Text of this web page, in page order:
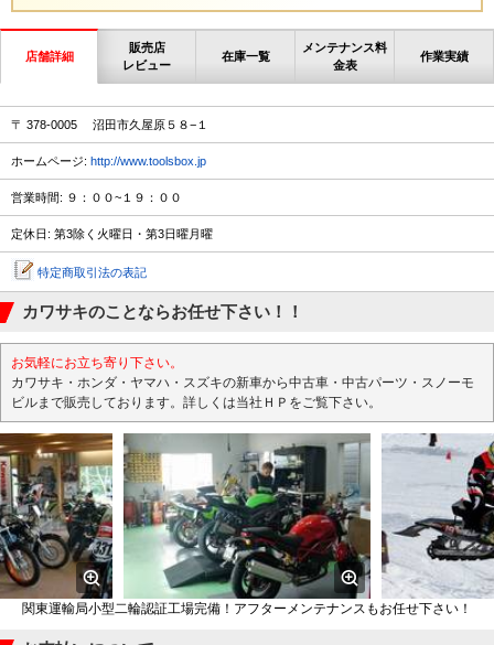
店舗詳細
販売店
レビュー
在庫一覧
メンテナンス料
金表
作業実績
〒 378-0005 沼田市久屋原５８−１
ホームページ: http://www.toolsbox.jp
営業時間: ９：００~１９：００
定休日: 第3除く火曜日・第3日曜月曜
特定商取引法の表記
カワサキのことならお任せ下さい！！
お気軽にお立ち寄り下さい。
カワサキ・ホンダ・ヤマハ・スズキの新車から中古車・中古パーツ・スノーモ
ビルまで販売しております。詳しくは当社ＨＰをご覧下さい。
関東運輸局小型二輪認証工場完備！アフターメンテナンスもお任せ下さい！